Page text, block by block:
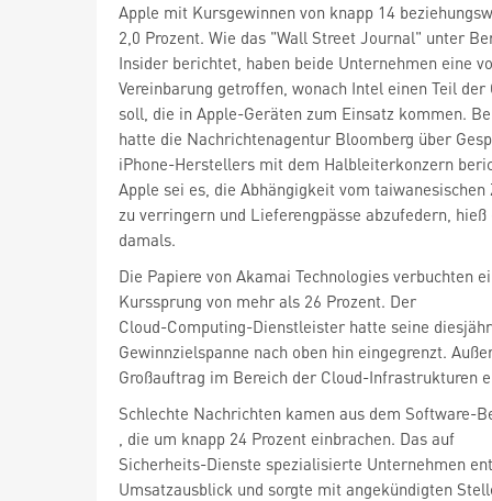
Apple mit Kursgewinnen von knapp 14
2,0 Prozent. Wie das "Wall Street Journal" unter
Insider berichtet, haben beide Unternehmen eine
Vereinbarung getroffen, wonach Intel einen Teil
soll, die in Apple-Geräten zum Einsatz kommen.
hatte die Nachrichtenagentur Bloomberg über
iPhone-Herstellers mit dem Halbleiterkonzern
zu verringern und Lieferengpässe abzufedern, hieß
damals.
Die Papiere von Akamai Technologies verbuchten
Kurssprung von mehr als 26 Prozent. Der
Cloud-Computing-Dienstleister hatte seine
Gewinnzielspanne nach oben hin eingegrenzt.
Großauftrag im Bereich der Cloud-Infrastrukturen
, die um knapp 24 Prozent einbrachen. Das auf
Sicherheits-Dienste spezialisierte Unternehmen
Umsatzausblick und sorgte mit angekündigten